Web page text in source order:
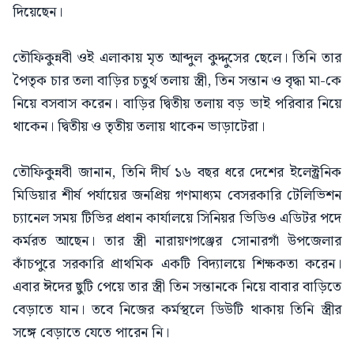
দিয়েছেন।
তৌফিকুন্নবী ওই এলাকায় মৃত আব্দুল কুদ্দুসের ছেলে। তিনি তার
পৈতৃক চার তলা বাড়ির চতুর্থ তলায় স্ত্রী, তিন সন্তান ও বৃদ্ধা মা-কে
নিয়ে বসবাস করেন। বাড়ির দ্বিতীয় তলায় বড় ভাই পরিবার নিয়ে
থাকেন। দ্বিতীয় ও তৃতীয় তলায় থাকেন ভাড়াটেরা।
তৌফিকুন্নবী জানান, তিনি দীর্ঘ ১৬ বছর ধরে দেশের ইলেক্ট্রনিক
মিডিয়ার শীর্ষ পর্যায়ের জনপ্রিয় গণমাধ্যম বেসরকারি টেলিভিশন
চ্যানেল সময় টিভির প্রধান কার্যালয়ে সিনিয়র ভিডিও এডিটর পদে
কর্মরত আছেন। তার স্ত্রী নারায়ণগঞ্জের সোনারগাঁ উপজেলার
কাঁচপুরে সরকারি প্রাথমিক একটি বিদ্যালয়ে শিক্ষকতা করেন।
এবার ঈদের ছুটি পেয়ে তার স্ত্রী তিন সন্তানকে নিয়ে বাবার বাড়িতে
বেড়াতে যান। তবে নিজের কর্মস্থলে ডিউটি থাকায় তিনি স্ত্রীর
সঙ্গে বেড়াতে যেতে পারেন নি।